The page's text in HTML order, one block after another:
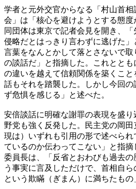
学者と元外交官からなる「村山首
会」は「核心を避けようとする態度
同団体は東京で記者会見を開き、
侵略だとはっきり言わずに逃げた
言葉をなんとかして落とさないで
の談話だ」と指摘した。これととも
の違いを越えて信頼関係を築くこ
話もそれを踏襲した。しかし今回
ず危惧を感じる」と述べた。
安倍談話に明確な謝罪の表現を盛
野党も強く反発した。民主党の岡
現は）いずれも引用の形で述べられ
ているのか伝わってこない」と指
委員長は、「反省とおわびも過去
う事実に言及しただけで、首相自
という欺瞞（ぎまん）に満ちたもの